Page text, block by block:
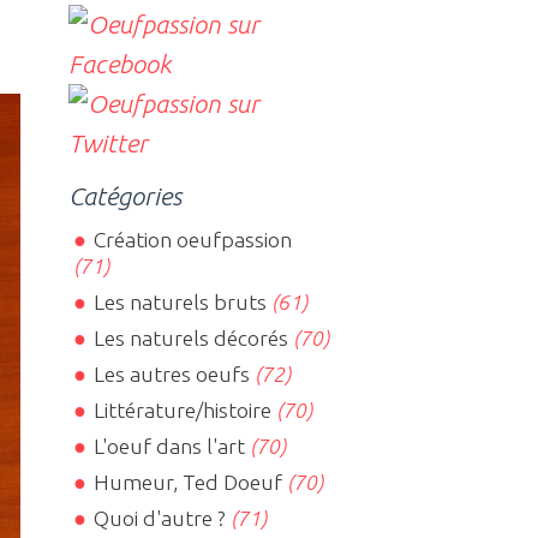
Catégories
Création oeufpassion
(71)
Les naturels bruts (61)
Les naturels décorés (70)
Les autres oeufs (72)
Littérature/histoire (70)
L'oeuf dans l'art(70)
Humeur, Ted Doeuf(70)
Quoi d'autre ? (71)